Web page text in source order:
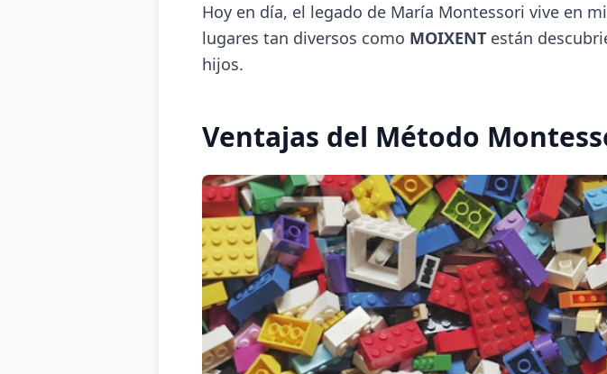
Hoy en día, el legado de María Montessori vive en
lugares tan diversos como MOIXENT están
hijos.
Ventajas del Método